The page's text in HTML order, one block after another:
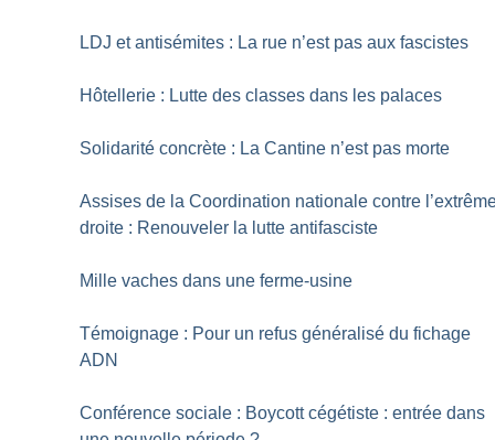
LDJ et antisémites : La rue n’est pas aux fascistes
Hôtellerie : Lutte des classes dans les palaces
Solidarité concrète : La Cantine n’est pas morte
Assises de la Coordination nationale contre
droite : Renouveler la lutte antifasciste
Mille vaches dans une ferme-usine
Témoignage : Pour un refus généralisé du fichage
ADN
Conférence sociale : Boycott cégétiste : entrée dans